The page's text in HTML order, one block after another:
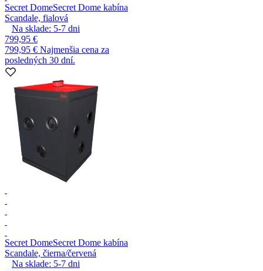
Secret DomeSecret Dome kabína
Scandale, fialová
Na sklade: 5-7 dni
799,95 €
799,95 € Najmenšia cena za
posledných 30 dní.
Secret DomeSecret Dome kabína
Scandale, čierna/červená
Na sklade: 5-7 dni